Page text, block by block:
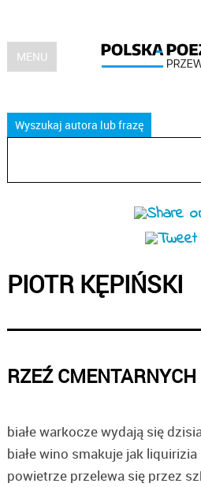
MENU
Wyszukaj autora lub frazę
PIOTR KĘPIŃSKI
RZEŹ
białe warkocze wydają się
białe wino smakuje jak
powietrze przelewa się przez